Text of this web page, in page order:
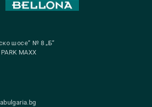
шосе“ № 8 „Б“
MAXX